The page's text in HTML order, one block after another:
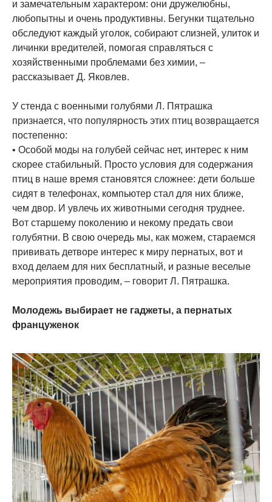
и замечательным характером: они дружелюбны,
любопытны и очень продуктивны. Бегунки тщательно
обследуют каждый уголок, собирают слизней, улиток и
личинки вредителей, помогая справляться с
хозяйственными проблемами без химии, –
рассказывает Д. Яковлев.
У стенда с военными голубями Л. Пятрашка
признается, что популярность этих птиц возвращается
постепенно:
• Особой моды на голубей сейчас нет, интерес к ним
скорее стабильный. Просто условия для содержания
птиц в наше время становятся сложнее: дети больше
сидят в телефонах, компьютер стал для них ближе,
чем двор. И увлечь их животными сегодня труднее.
Вот старшему поколению и некому предать свои
голубятни. В свою очередь мы, как можем, стараемся
прививать детворе интерес к миру пернатых, вот и
вход делаем для них бесплатный, и разные веселые
мероприятия проводим, – говорит Л. Пятрашка.
Молодежь выбирает не гаджеты, а пернатых
француженок